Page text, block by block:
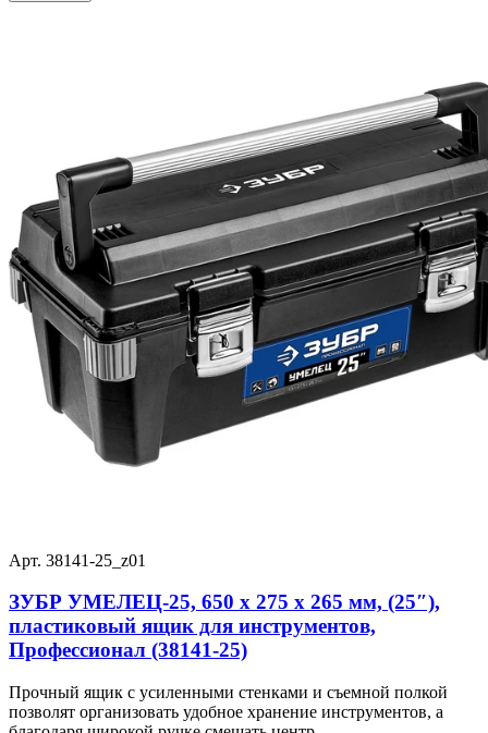
Арт. 38141-25_z01
ЗУБР УМЕЛЕЦ-25, 650 x 275 x 265 мм, (25″),
пластиковый ящик для инструментов,
Профессионал (38141-25)
Прочный ящик с усиленными стенками и съемной полкой
позволят организовать удобное хранение инструментов, а